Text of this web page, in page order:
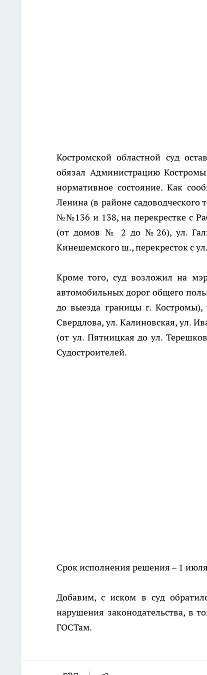
Костромской областной суд
обязал Администрацию
нормативное состояние. Как
Ленина (в районе садоводческого
№№136 и 138, на перекрестке с
(от домов № 2 до №26), ул.
Кинешемского ш., перекресток с
Кроме того, суд возложил на
автомобильных дорог общего
до выезда границы г. Костромы),
Свердлова, ул. Калиновская, ул.
(от ул. Пятницкая до ул.
Судостроителей.
Срок исполнения решения – 1
Добавим, с иском в суд
нарушения законодательства, в
ГОСТам.